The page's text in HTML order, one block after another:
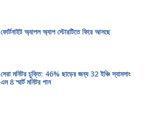
ফোর্টনাইট অ্যাপল অ্যাপ স্টোরটিতে ফিরে আসছে
সেরা মনিটর চুক্তি: 46% ছাড়ের জন্য 32 ইঞ্চি স্যামসাং
এম 8 স্মার্ট মনিটর পান